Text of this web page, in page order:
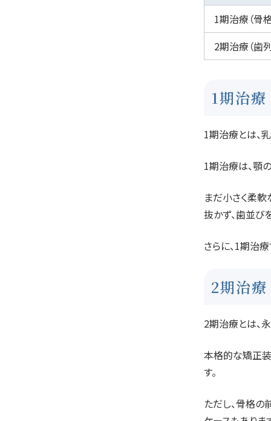
1期治療（骨
2期治療（歯
1期治療
1期治療とは、
1期治療は、顎
まだ小さく柔
抜かず、歯並び
さらに、1期治
2期治療
2期治療とは、
本格的な矯正
す。
ただし、骨格の